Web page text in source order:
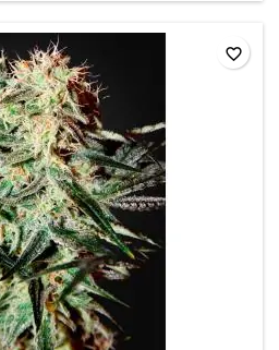
favorite_border